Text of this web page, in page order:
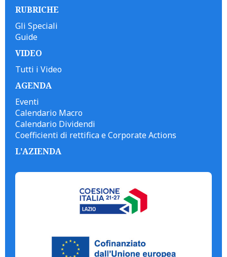
RUBRICHE
Gli Speciali
Guide
VIDEO
Tutti i Video
AGENDA
Eventi
Calendario Macro
Calendario Dividendi
Coefficienti di rettifica e Corporate Actions
L'AZIENDA